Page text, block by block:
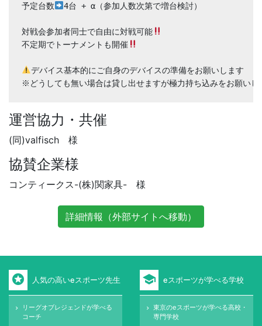
予定台数
4台 + α（参加人数次第で増台検討）
対戦会参加者同士で自由に対戦可能
不定期でトーナメントも開催
デバイス基本的にご自身のデバイスの準備をお願いします
※どうしても無い場合は貸し出せますが極力持ち込みをお願いし
運営協力・共催
(同)valfisch 様
協賛企業様
コンティークス-(株)関家具- 様
詳細情報（外部サイトへ移動）
stars 人気の高いeスポーツ先生
keyboard_arrow_right
リーグオブレジェンドが学べる
コーチ
school eスポーツが学べる学校
keyboard_arrow_right
東京のeスポーツが学べる高校・
専門学校